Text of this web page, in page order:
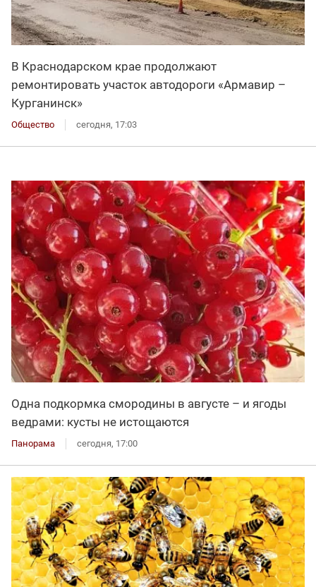
В Краснодарском крае продолжают
ремонтировать участок автодороги «Армавир –
Курганинск»
Общество сегодня, 17:03
Одна подкормка смородины в августе – и ягоды
ведрами: кусты не истощаются
Панорама сегодня, 17:00